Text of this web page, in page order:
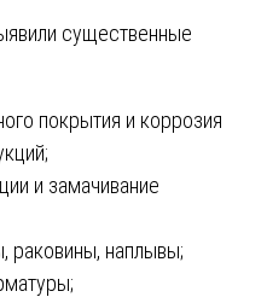
существенные
покрытия и коррозия
и замачивание
раковины, наплывы;